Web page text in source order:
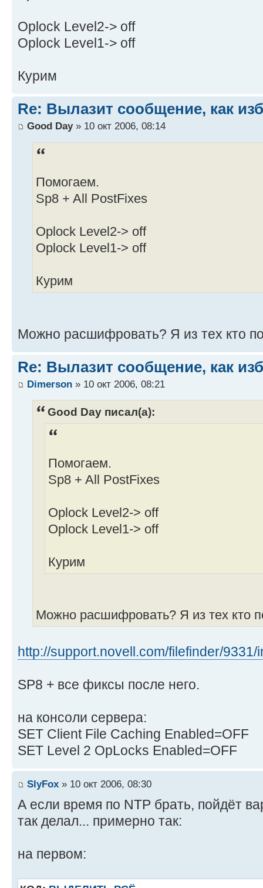
Oplock Level2-> off
Oplock Level1-> off
Курим
Re: Вылазит сообщение, как
Good Day» 10 окт 2006, 08:14
Помогаем.
Sp8 + All PostFixes
Oplock Level2-> off
Oplock Level1-> off
Курим
Можно расшифровать? Я из тех кто
Re: Вылазит сообщение, как
Dimerson » 10 окт 2006, 08:21
Good Day писал(а):
Помогаем.
Sp8 + All PostFixes
Oplock Level2-> off
Oplock Level1-> off
Курим
Можно расшифровать? Я из тех кто
http://support.novell.com/filefinder/9331/
SP8 + все фиксы после него.
на консоли сервера:
SET Client File Caching Enabled=OFF
SET Level 2 OpLocks Enabled=OFF
SlyFox » 10 окт 2006, 08:30
А если время по NTP брать, пойдёт
так делал... примерно так:
на первом: